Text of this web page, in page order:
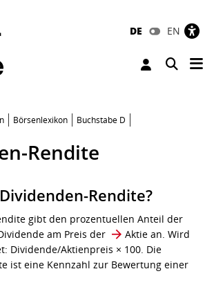
DE EN
Toggle
Börsenlexikon
Buchstabe D
Rendite
Rendite?
gibt den prozentuellen Anteil der
am Preis der Aktie an. Wird
Dividende/Aktienpreis × 100. Die
ist eine Kennzahl zur Bewertung einer